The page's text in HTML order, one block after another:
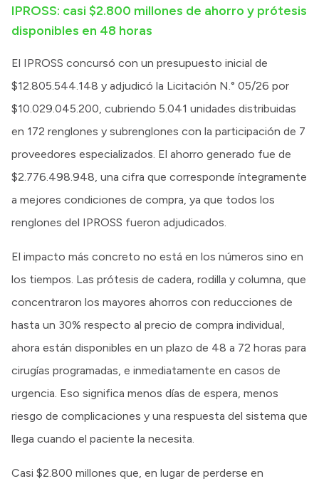
IPROSS: casi $2.800 millones de ahorro y prótesis
disponibles en 48 horas
El IPROSS concursó con un presupuesto inicial de
$12.805.544.148 y adjudicó la Licitación N.° 05/26 por
$10.029.045.200, cubriendo 5.041 unidades distribuidas
en 172 renglones y subrenglones con la participación de 7
proveedores especializados. El ahorro generado fue de
$2.776.498.948, una cifra que corresponde íntegramente
a mejores condiciones de compra, ya que todos los
renglones del IPROSS fueron adjudicados.
El impacto más concreto no está en los números sino en
los tiempos. Las prótesis de cadera, rodilla y columna, que
concentraron los mayores ahorros con reducciones de
hasta un 30% respecto al precio de compra individual,
ahora están disponibles en un plazo de 48 a 72 horas para
cirugías programadas, e inmediatamente en casos de
urgencia. Eso significa menos días de espera, menos
riesgo de complicaciones y una respuesta del sistema que
llega cuando el paciente la necesita.
Casi $2.800 millones que, en lugar de perderse en